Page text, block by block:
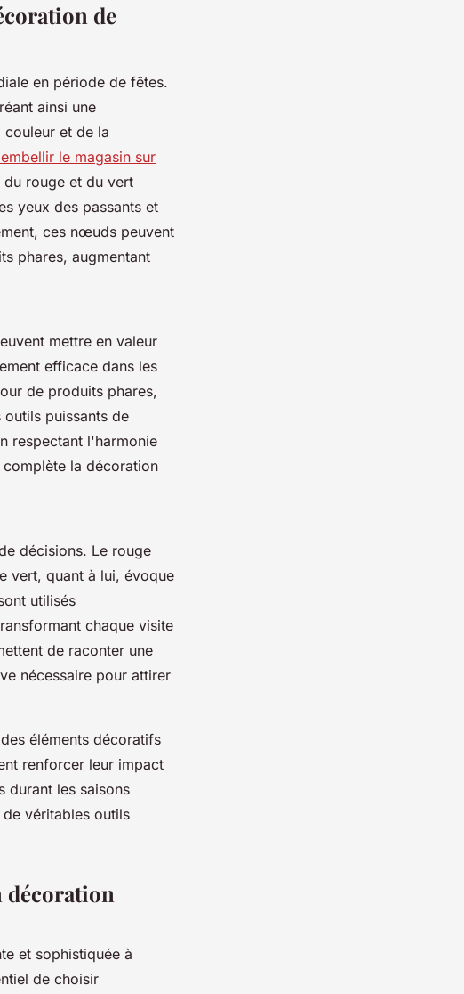
de
en période de fêtes.
ainsi une
et de la
le magasin sur
rouge et du vert
yeux des passants et
ces nœuds peuvent
phares, augmentant
mettre en valeur
efficace dans les
de produits phares,
puissants de
respectant l'harmonie
la décoration
décisions. Le rouge
vert, quant à lui, évoque
utilisés
chaque visite
de raconter une
nécessaire pour attirer
éléments décoratifs
renforcer leur impact
durant les saisons
véritables outils
décoration
et sophistiquée à
de choisir